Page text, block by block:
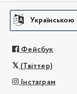
Українською
Фейсбук
(Твіттер)
Інстаграм